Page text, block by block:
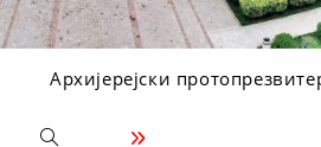
Архијерејски
Toggle